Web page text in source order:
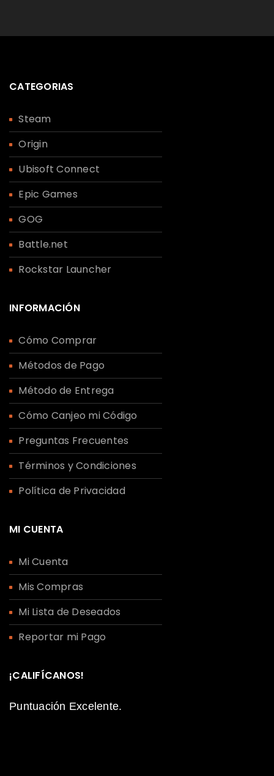
CATEGORIAS
Steam
Origin
Ubisoft Connect
Epic Games
GOG
Battle.net
Rockstar Launcher
INFORMACIÓN
Cómo Comprar
Métodos de Pago
Método de Entrega
Cómo Canjeo mi Código
Preguntas Frecuentes
Términos y Condiciones
Política de Privacidad
MI CUENTA
Mi Cuenta
Mis Compras
Mi Lista de Deseados
Reportar mi Pago
¡CALIFÍCANOS!
Puntuación Excelente.